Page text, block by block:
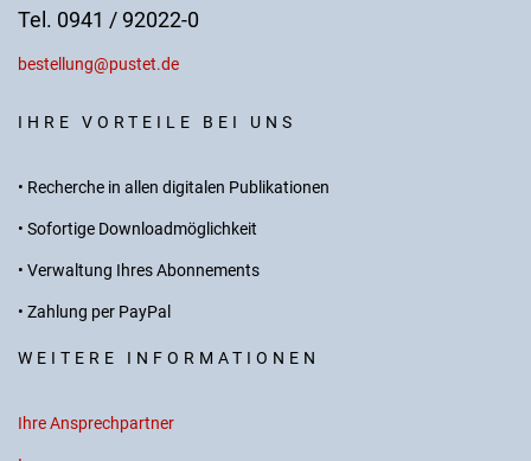
Tel. 0941 / 92022-0
bestellung@pustet.de
IHRE VORTEILE BEI UNS
• Recherche in allen digitalen Publikationen
• Sofortige Downloadmöglichkeit
• Verwaltung Ihres Abonnements
• Zahlung per PayPal
WEITERE INFORMATIONEN
Ihre Ansprechpartner